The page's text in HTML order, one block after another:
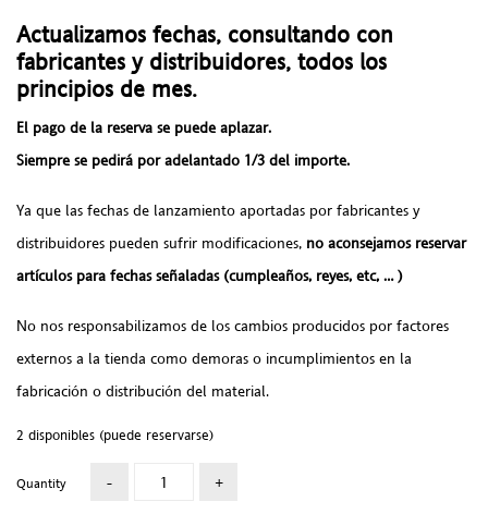
Actualizamos fechas, consultando con
fabricantes y distribuidores, todos los
principios de mes.
El pago de la reserva se puede aplazar.
Siempre se pedirá por adelantado 1/3 del importe.
Ya que las fechas de lanzamiento aportadas por fabricantes y
distribuidores pueden sufrir modificaciones, no aconsejamos reservar
artículos para fechas señaladas (cumpleaños, reyes, etc, … )
No nos responsabilizamos de los cambios producidos por factores
externos a la tienda como demoras o incumplimientos en la
fabricación o distribución del material.
2 disponibles (puede reservarse)
Quantity